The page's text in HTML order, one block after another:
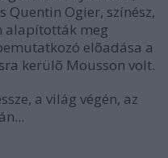
Quentin Ogier, színész,
alapították meg
elõadása a
kerülõ Mousson volt.
a világ végén, az